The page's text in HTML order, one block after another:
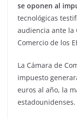
se oponen al
tecnológicas
audiencia ante la
Comercio de los
La Cámara de
impuesto
euros al año, la
estadounidenses.